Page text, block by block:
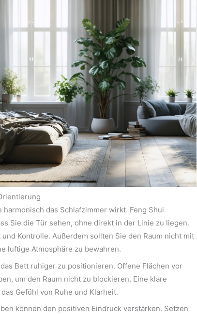
das Schlafzimmer wirkt. Feng Shui
Sie die Tür sehen, ohne direkt in der Linie zu liegen.
Kontrolle. Außerdem sollten Sie den Raum nicht mit
luftige Atmosphäre zu bewahren.
Bett ruhiger zu positionieren. Offene Flächen vor
um den Raum nicht zu blockieren. Eine klare
Gefühl von Ruhe und Klarheit.
können den positiven Eindruck verstärken. Setzen